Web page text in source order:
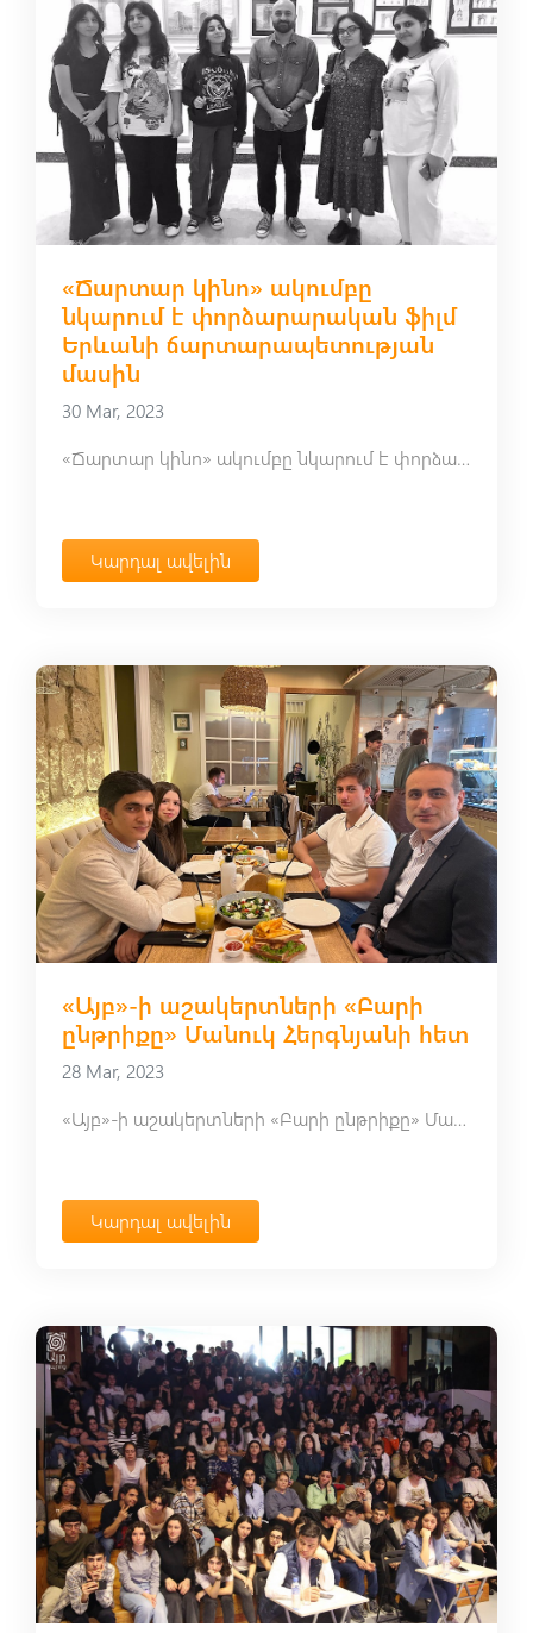
«Ճարտար կինո» ակումբը
նկարում է փորձարարական ֆիլմ
Երևանի ճարտարապետության
մասին
30 Mar, 2023
«Ճարտար կինո» ակումբը նկարում է փորձարարական ֆիլմ Երևանի ճարտարապետության մասին
Կարդալ ավելին
«Այբ»-ի աշակերտների «Բարի
ընթրիքը» Մանուկ Հերգնյանի հետ
28 Mar, 2023
«Այբ»-ի աշակերտների «Բարի ընթրիքը» Մանուկ Հերգնյանի հետ
Կարդալ ավելին